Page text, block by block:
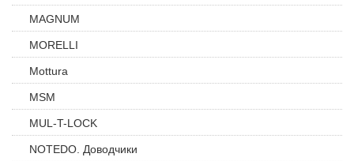
MAGNUM
MORELLI
Mottura
MSM
MUL-T-LOCK
NOTEDO. Доводчики